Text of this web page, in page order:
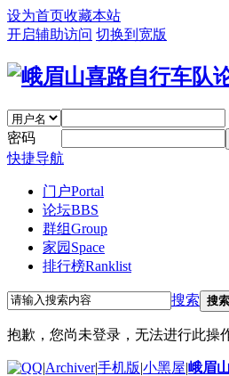
设为首页收藏本站
开启辅助访问 切换到宽版
密码
快捷导航
门户Portal
论坛BBS
群组Group
家园 Space
排行榜Ranklist
搜索 搜索
抱歉，您尚未登录，无法进行此操
|Archiver|手机版|小黑屋|峨眉